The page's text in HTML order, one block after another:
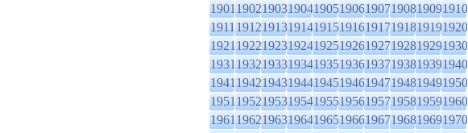
1901190219031904190519061907190819091910
1911191219131914191519161917191819191920
1921192219231924192519261927192819291930
1931193219331934193519361937193819391940
1941194219431944194519461947194819491950
1951195219531954195519561957195819591960
1961196219631964196519661967196819691970